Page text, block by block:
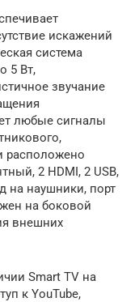
искажений
система
5 Вт,
звучание
любые сигналы
расположено
2 HDMI, 2 USB,
на наушники, порт
на боковой
внешних
Smart TV на
к YouTube,